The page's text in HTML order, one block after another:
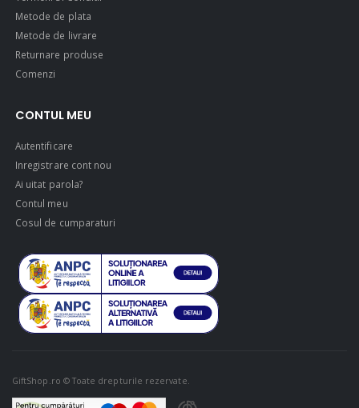
Metode de plata
Metode de livrare
Returnare produse
Comenzi
CONTUL MEU
Autentificare
Inregistrare cont nou
Ai uitat parola?
Contul meu
Cosul de cumparaturi
GiftShop.ro © Toate drepturile rezervate.